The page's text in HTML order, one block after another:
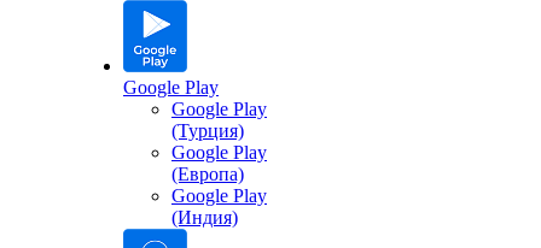
Google Play
Google Play
(Турция)
Google Play
(Европа)
Google Play
(Индия)